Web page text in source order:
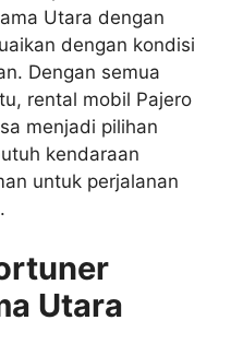
Utara dengan
dengan kondisi
Dengan semua
rental mobil Pajero
menjadi pilihan
kendaraan
untuk perjalanan
Utara